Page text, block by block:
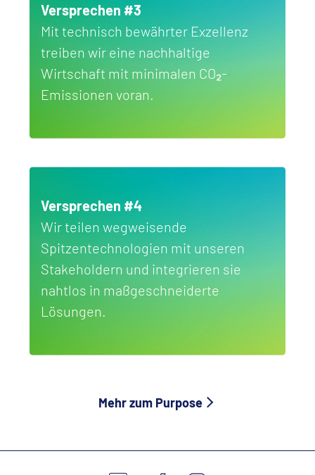
Versprechen #3
Mit technisch bewährter Exzellenz
treiben wir eine nachhaltige
Wirtschaft mit minimalen CO₂-
Emissionen voran.
Versprechen #4
Wir teilen wegweisende
Spitzentechnologien mit unseren
Stakeholdern und integrieren sie
nahtlos in maßgeschneiderte
Lösungen.
Mehr zum Purpose